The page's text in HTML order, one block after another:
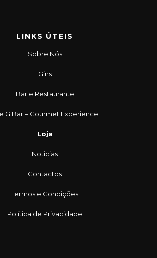
LINKS ÚTEIS
Sobre Nós
Gins
Bar e Restaurante
G Bar – Gourmet Experience
Loja
Noticias
Contactos
Termos e Condições
Política de Privacidade